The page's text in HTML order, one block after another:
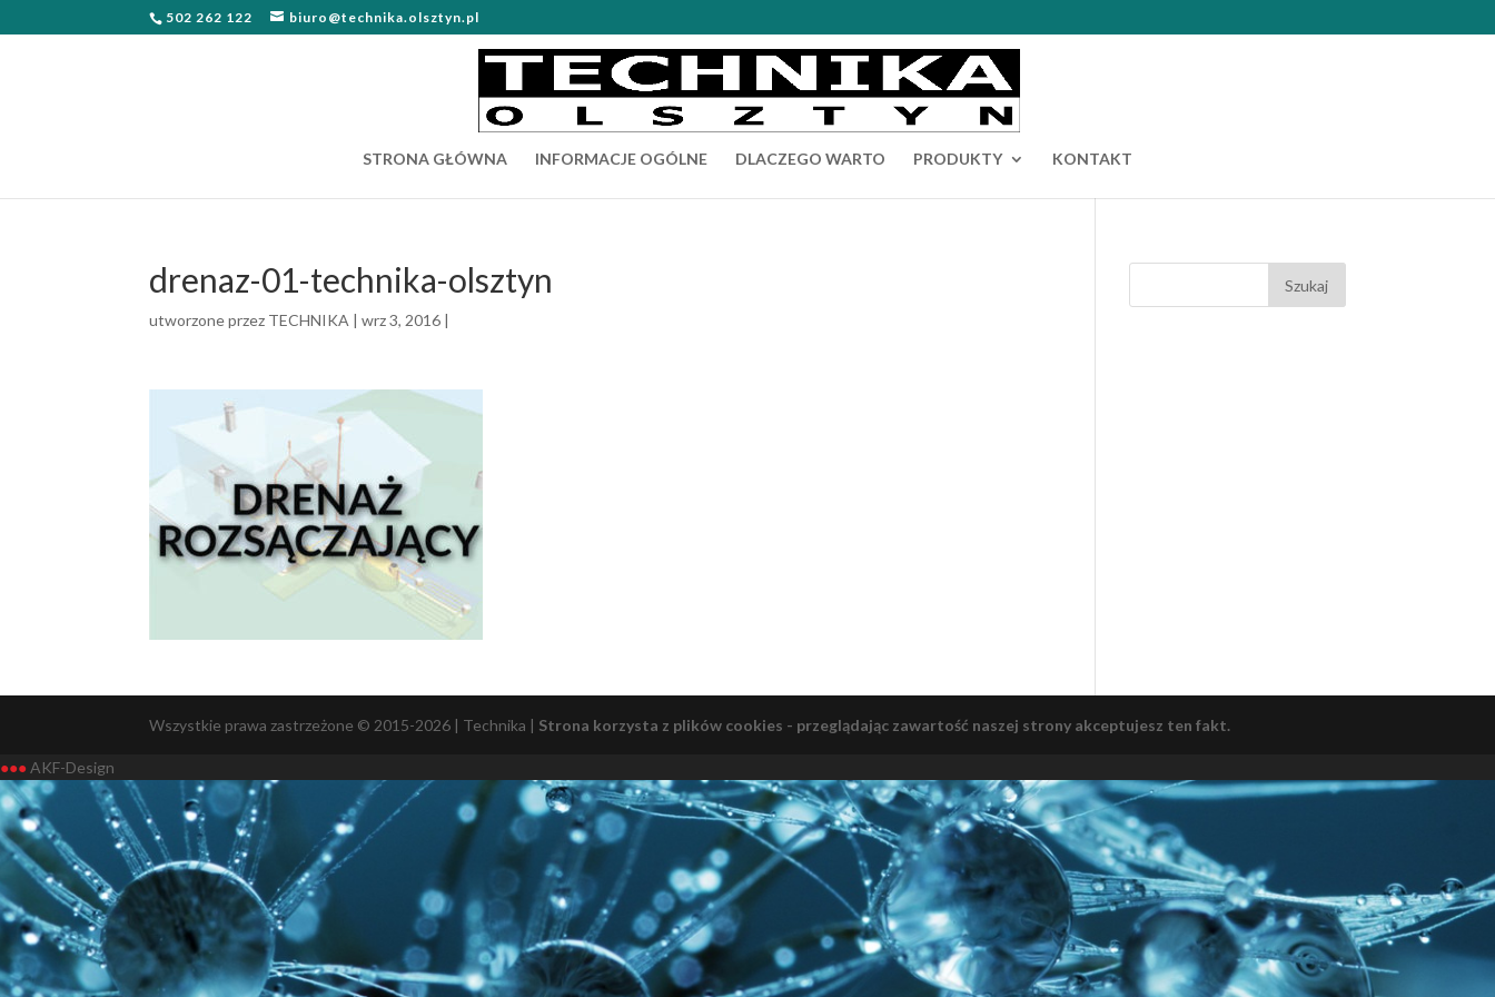
502 262 122 biuro@technika.olsztyn.pl
STRONA GŁÓWNA INFORMACJE OGÓLNE DLACZEGO WARTO PRODUKTY KONTAKT
drenaz-01-technika-olsztyn
utworzone przez TECHNIKA |wrz 3, 2016 |
Wszystkie prawa zastrzeżone © 2015-2026 | Technika | Strona korzysta z plików cookies - przeglądając zawartość naszej strony akceptujesz ten fakt.
●●● AKF-Design